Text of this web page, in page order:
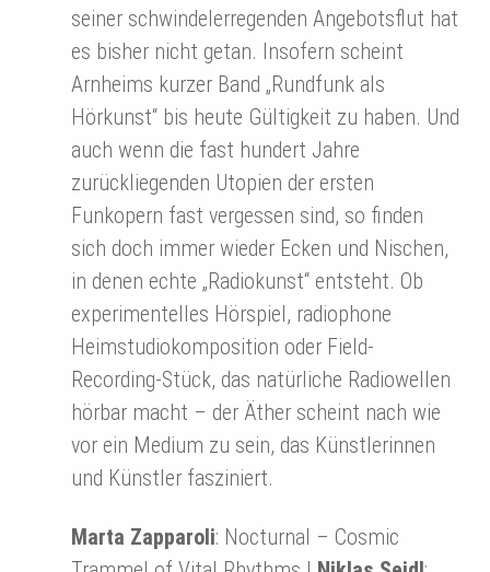
seiner schwindelerregenden Angebotsflut hat
es bisher nicht getan. Insofern scheint
Arnheims kurzer Band „Rundfunk als
Hörkunst“ bis heute Gültigkeit zu haben. Und
auch wenn die fast hundert Jahre
zurückliegenden Utopien der ersten
Funkopern fast vergessen sind, so finden
sich doch immer wieder Ecken und Nischen,
in denen echte „Radiokunst“ entsteht. Ob
experimentelles Hörspiel, radiophone
Heimstudiokomposition oder Field-
Recording-Stück, das natürliche Radiowellen
hörbar macht – der Äther scheint nach wie
vor ein Medium zu sein, das Künstlerinnen
und Künstler fasziniert.
Marta Zapparoli: Nocturnal – Cosmic